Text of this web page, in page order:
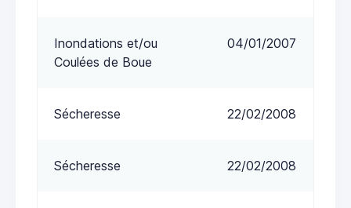
Inondations et/ou
Coulées de Boue
04/01/2007
Sécheresse 22/02/2008
Sécheresse 22/02/2008